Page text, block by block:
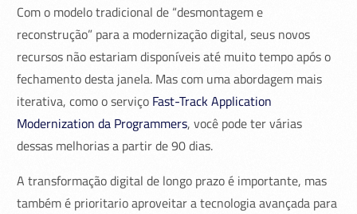
Com o modelo tradicional de “desmontagem e
reconstrução” para a modernização digital, seus novos
recursos não estariam disponíveis até muito tempo após o
fechamento desta janela. Mas com uma abordagem mais
iterativa, como o serviço Fast-Track Application
Modernization da Programmers, você pode ter várias
dessas melhorias a partir de 90 dias.
A transformação digital de longo prazo é importante, mas
também é prioritario aproveitar a tecnologia avançada para